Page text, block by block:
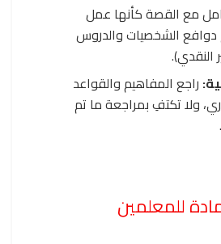
مع القصة كأنها عمل
الشخصيات والدروس
النقدي).
راجع المفاهيم والقواعد
ولا تكتفِ بمراجعة ما تم
للمعلمين